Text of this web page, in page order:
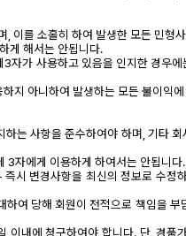
이를 소홀히 하여 발생한 모든 민형
게 해서는 안됩니다.
자가 사용하고 있음을 인지한 경우
지 아니하여 발생하는 모든 불이익
는 사항을 준수하여야 하며, 기타
3자에게 이용하게 하여서는 안됩니다.
시 변경사항을 최신의 정보로 수정
여 당해 회원이 전적으로 책임을 부
내에 청구하여야 합니다. 단, 경품